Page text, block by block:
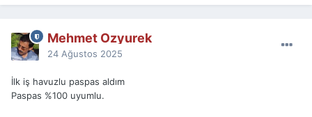
Mehmet Ozyurek
24 Ağustos 2025
İlk iş havuzlu paspas aldım
Paspas %100 uyumlu.